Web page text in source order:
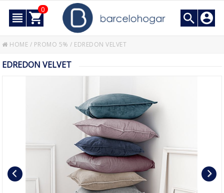
0
HOME / PROMO 5% / EDREDON VELVET
EDREDON VELVET